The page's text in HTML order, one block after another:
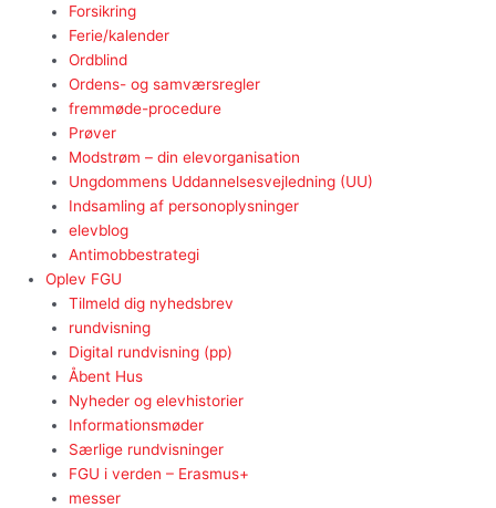
Forsikring
Ferie/kalender
Ordblind
Ordens- og samværsregler
fremmøde-procedure
Prøver
Modstrøm – din elevorganisation
Ungdommens Uddannelsesvejledning (UU)
Indsamling af personoplysninger
elevblog
Antimobbestrategi
Oplev FGU
Tilmeld dig nyhedsbrev
rundvisning
Digital rundvisning (pp)
Åbent Hus
Nyheder og elevhistorier
Informationsmøder
Særlige rundvisninger
FGU i verden – Erasmus+
messer